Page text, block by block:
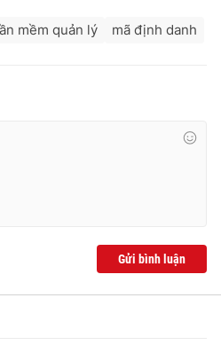
mềm quản lý mã định danh
Gửi bình luận